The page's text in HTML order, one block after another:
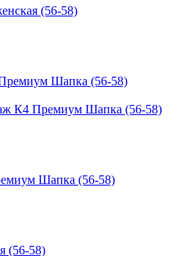
(56-58)
К4 Премиум Шапка (56-58)
Шапка (56-58)